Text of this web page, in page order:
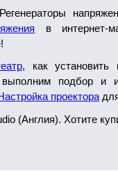
в интернет-
, как установить
выполним подбор и
проектора
(Англия). Хотите